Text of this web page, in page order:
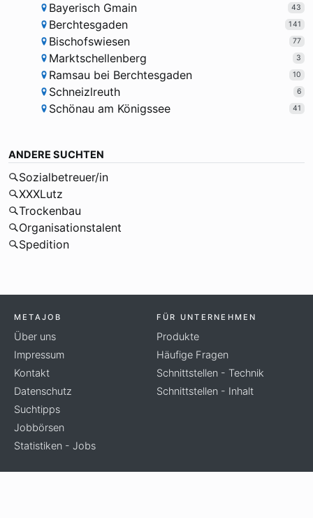
Bayerisch Gmain 43
Berchtesgaden 141
Bischofswiesen 77
Marktschellenberg 3
Ramsau bei Berchtesgaden 10
Schneizlreuth 6
Schönau am Königssee 41
ANDERE SUCHTEN
Sozialbetreuer/in
XXXLutz
Trockenbau
Organisationstalent
Spedition
METAJOB
Über uns
Impressum
Kontakt
Datenschutz
Suchtipps
Jobbörsen
Statistiken - Jobs
FÜR UNTERNEHMEN
Produkte
Häufige Fragen
Schnittstellen - Technik
Schnittstellen - Inhalt